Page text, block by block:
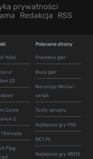
prywatności
Redakcja RSS
Yotei
33
Come
2
Remake
Flag
Polecane strony
Premiery gier
Baza gier
Recenzje filmów i
seriali
Testy sprzętu
Najlepsze gry PS5
BET.PL
Najlepsze gry XBOX